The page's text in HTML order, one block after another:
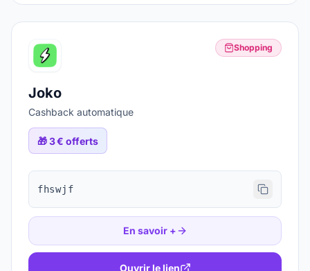
Shopping
Joko
Cashback automatique
🎁3 € offerts
fhswjf
En savoir +
Ouvrir le lien